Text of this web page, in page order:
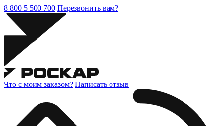
8 800 5 500 700 Перезвонить вам?
Что с моим заказом? Написать отзыв